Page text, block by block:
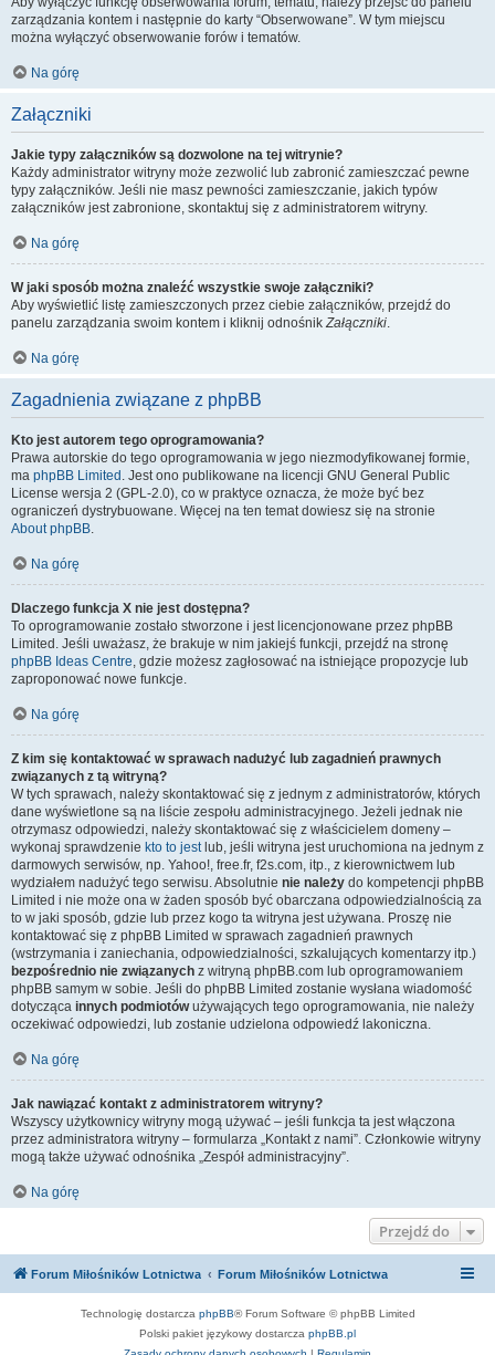
zarządzania kontem i następnie do karty “Obserwowane”. W tym miejscu
można wyłączyć obserwowanie forów i tematów.
Na górę
Załączniki
Jakie typy załączników są dozwolone na tej witrynie?
Każdy administrator witryny może zezwolić lub zabronić zamieszczać pewne
typy załączników. Jeśli nie masz pewności zamieszczanie, jakich typów
załączników jest zabronione, skontaktuj się z administratorem witryny.
Na górę
W jaki sposób można znaleźć wszystkie swoje załączniki?
Aby wyświetlić listę zamieszczonych przez ciebie załączników, przejdź do
panelu zarządzania swoim kontem i kliknij odnośnikZałączniki.
Na górę
Zagadnienia związane z phpBB
Kto jest autorem tego oprogramowania?
Prawa autorskie do tego oprogramowania w jego niezmodyfikowanej formie,
ma phpBB Limited . Jest ono publikowane na licencji GNU General Public
License wersja 2 (GPL-2.0), co w praktyce oznacza, że może być bez
ograniczeń dystrybuowane. Więcej na ten temat dowiesz się na stronie
About phpBB.
Na górę
Dlaczego funkcja X nie jest dostępna?
To oprogramowanie zostało stworzone i jest licencjonowane przez phpBB
Limited. Jeśli uważasz, że brakuje w nim jakiejś funkcji, przejdź na stronę
phpBB Ideas Centre, gdzie możesz zagłosować na istniejące propozycje lub
zaproponować nowe funkcje.
Na górę
Z kim się kontaktować w sprawach nadużyć lub zagadnień prawnych
związanych z tą witryną?
W tych sprawach, należy skontaktować się z jednym z administratorów, których
dane wyświetlone są na liście zespołu administracyjnego. Jeżeli jednak nie
otrzymasz odpowiedzi, należy skontaktować się z właścicielem domeny –
wykonaj sprawdzenie kto to jestlub, jeśli witryna jest uruchomiona na jednym z
darmowych serwisów, np. Yahoo!, free.fr, f2s.com, itp., z kierownictwem lub
wydziałem nadużyć tego serwisu. Absolutnie nie należy do kompetencji phpBB
Limited i nie może ona w żaden sposób być obarczana odpowiedzialnością za
to w jaki sposób, gdzie lub przez kogo ta witryna jest używana. Proszę nie
kontaktować się z phpBB Limited w sprawach zagadnień prawnych
(wstrzymania i zaniechania, odpowiedzialności, szkalujących komentarzy itp.)
bezpośrednio nie związanych z witryną phpBB.com lub oprogramowaniem
phpBB samym w sobie. Jeśli do phpBB Limited zostanie wysłana wiadomość
dotycząca innych podmiotówużywających tego oprogramowania, nie należy
oczekiwać odpowiedzi, lub zostanie udzielona odpowiedź lakoniczna.
Na górę
Jak nawiązać kontakt z administratorem witryny?
Wszyscy użytkownicy witryny mogą używać – jeśli funkcja ta jest włączona
przez administratora witryny – formularza „Kontakt z nami”. Członkowie witryny
mogą także używać odnośnika „Zespół administracyjny”.
Na górę
Przejdź do
Forum Miłośników Lotnictwa Forum Miłośników Lotnictwa
Technologię dostarcza phpBB® Forum Software © phpBB Limited
Polski pakiet językowy dostarcza phpBB.pl